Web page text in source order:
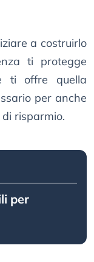
a costruirlo
ti protegge
ti offre quella
per anche
risparmio.
per